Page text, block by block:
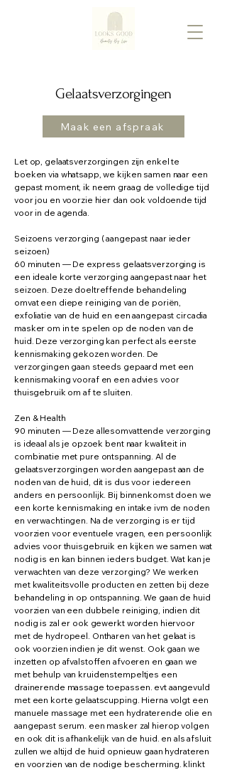
Gelaatsverzorgingen
Maak een afspraak
Let op, gelaatsverzorgingen zijn enkel te
boeken via whatsapp, we kijken samen naar een
gepast moment, ik neem graag de volledige tijd
voor jou en voorzie hier dan ook voldoende tijd
voor in de agenda.
Seizoens verzorging ( aangepast naar ieder
seizoen)
60 minuten — De express gelaatsverzorging is
een ideale korte verzorging aangepast naar het
seizoen. Deze doeltreffende behandeling
omvat een diepe reiniging van de poriën,
exfoliatie van de huid en een aangepast circadia
masker om in te spelen op de noden van de
huid. Deze verzorging kan perfect als eerste
kennismaking gekozen worden. De
verzorgingen gaan steeds gepaard met een
kennismaking vooraf en een advies voor
thuisgebruik om af te sluiten.
Zen & Health
90 minuten — Deze allesomvattende verzorging
is ideaal als je opzoek bent naar kwaliteit in
combinatie met pure ontspanning. Al de
gelaatsverzorgingen worden aangepast aan de
noden van de huid, dit is dus voor iedereen
anders en persoonlijk. Bij binnenkomst doen we
een korte kennismaking en intake ivm de noden
en verwachtingen. Na de verzorging is er tijd
voorzien voor eventuele vragen, een persoonlijk
advies voor thuisgebruik en kijken we samen wat
nodig is en kan binnen ieders budget. Wat kan je
verwachten van deze verzorging? We werken
met kwaliteitsvolle producten en zetten bij deze
behandeling in op ontspanning. We gaan de huid
voorzien van een dubbele reiniging, indien dit
nodig is zal er ook gewerkt worden hiervoor
met de hydropeel. Ontharen van het gelaat is
ook voorzien indien je dit wenst. Ook gaan we
inzetten op afvalstoffen afvoeren en gaan we
met behulp van kruidenstempeltjes een
drainerende massage toepassen. evt aangevuld
met een korte gelaatscupping. Hierna volgt een
manuele massage met een hydraterende olie en
aangepast serum. een masker zal hierop volgen
en ook dit is afhankelijk van de huid. en als afsluit
zullen we altijd de huid opnieuw gaan hydrateren
en voorzien van de nodige bescherming. klinkt